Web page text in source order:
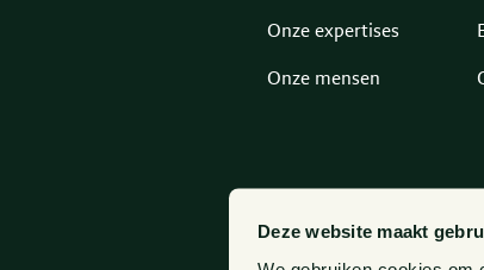
Deze website maakt
Onze expertises
Onze mensen